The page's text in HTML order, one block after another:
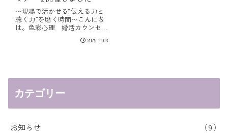
〜現場で活かせる“伝える力と
聴く力”を磨く時間〜こんにち
は。色彩心理 婚活カウンセラ
ラーメンタリング®指導者認定
タリング®指...
2025.11.03
カテゴリー
お知らせ
9